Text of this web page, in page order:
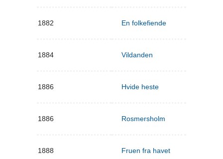
1882 En folkefiende
1884 Vildanden
1886 Hvide heste
1886 Rosmersholm
1888 Fruen fra havet